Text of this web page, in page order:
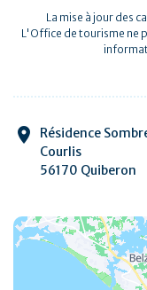
La mise à jour des
L'Office de tourisme ne
Résidence
Courlis
56170 Quiberon